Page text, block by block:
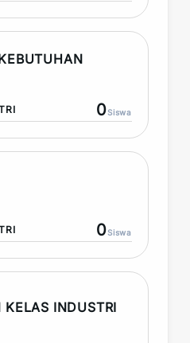
0Siswa
0Siswa
KELAS INDUSTRI